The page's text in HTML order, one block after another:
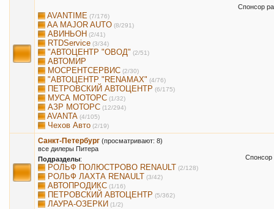
Спонсор
AVANTIME (7/176)
AA MAJOR AUTO (8/291)
АВИНЬОН (2/41)
RTDService (3/34)
"АВТОЦЕНТР "ОВОД" (2/51)
АВТОМИР
МОСРЕНТСЕРВИС (2/30)
"АВТОЦЕНТР "RENAMAX" (4/76)
ПЕТРОВСКИЙ АВТОЦЕНТР (6/175)
МУСА МОТОРС (1/32)
АЗР МОТОРС (12/294)
AVANTA (4/105)
Чехов Авто (2/19)
Санкт-Петербург (просматривают: 8)
Спонсор
все дилеры Питера
Подразделы:
РОЛЬФ ПОЛЮСТРОВО RENAULT (2/128)
РОЛЬФ ЛАХТА RENAULT (3/42)
АВТОПРОДИКС (1/16)
ПЕТРОВСКИЙ АВТОЦЕНТР (5/362)
ЛАУРА-ОЗЕРКИ (1/2)